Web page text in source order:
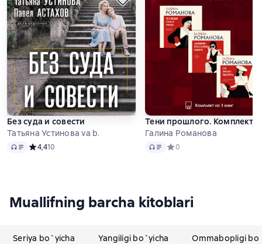
Без суда и совести
Татьяна Устинова va b.
Audio Средний рейтинг 4,4 на основе 10 оценок
4,410
Тени прошлого. Комплект
Галина Романова
Audio Средний рейтинг 0 на
0
Muallifning barcha kitoblari
Seriya bo`yicha Yangiligi bo`yicha Ommabopligi